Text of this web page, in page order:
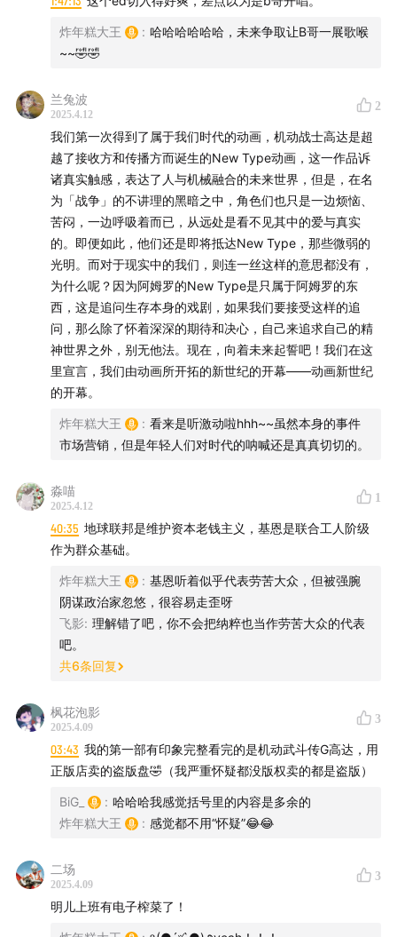
《机动战士高达AGE》（2011）——跨世代家族史诗‌
《机动战士高达：水星的魔女》（2022年)——以“星元
争的故事。
《高达GQuuuuuuX》（2025年）——宇宙世纪（UC纪
元）衍生
OVA/外传作品
《机动战士高达THE ORIGIN》——以现代动画重制初代
背景‌4
《机动战士海盗高达》——衍生自小说，XM-X3机体登场‌
《机动战士高达 逆袭的夏亚》——沙扎比机体代表UC纪
元巅峰设计‌
其他特色作品
‌《机动武斗传G高达》‌（1994年）：突破传统设定，以武
术格斗为主题，机体如神高达。
‌《高达创战者》‌（2013年）：以模型对战为核心，独立于
主线剧情。
菠萝油子（波螺油子），是青岛的一条已经消失不见的老
路，那里曾经充满了老城区的烟火气，但对于80、90后的
孩子来说，菠萝油子路上开着几家买二手、盗版漫画书的
小店，打开了无数孩子对漫画世界大门。虽然那条路已经
消失不见，但它却成了我们生命中，关于“漫画”所有记忆
炸年糕大王 : 哈哈哈哈哈哈，未来争取让B哥一展歌喉
~~🤣🤣
兰兔波
2025.4.12
2
我们第一次得到了属于我们时代的动画，机动战士高达是超
越了接收方和传播方而诞生的New Type动画，这一作品诉
诸真实触感，表达了人与机械融合的未来世界，但是，在名
为「战争」的不讲理的黑暗之中，角色们也只是一边烦恼、
苦闷，一边呼吸着而已，从远处是看不见其中的爱与真实
的。即便如此，他们还是即将抵达New Type，那些微弱的
光明。而对于现实中的我们，则连一丝这样的意思都没有，
为什么呢？因为阿姆罗的New Type是只属于阿姆罗的东
西，这是追问生存本身的戏剧，如果我们要接受这样的追
问，那么除了怀着深深的期待和决心，自己来追求自己的精
神世界之外，别无他法。现在，向着未来起誓吧！我们在这
里宣言，我们由动画所开拓的新世纪的开幕——动画新世纪
的开幕。
炸年糕大王 : 看来是听激动啦hhh~~虽然本身的事件
市场营销，但是年轻人们对时代的呐喊还是真真切切的。
淼喵
2025.4.12
1
40:35 地球联邦是维护资本老钱主义，基恩是联合工人阶级
作为群众基础。
炸年糕大王 : 基恩听着似乎代表劳苦大众，但被强腕
阴谋政治家忽悠，很容易走歪呀
飞影: 理解错了吧，你不会把纳粹也当作劳苦大众的代表
吧。
共6条回复
枫花泡影
2025.4.09
3
03:43 我的第一部有印象完整看完的是机动武斗传G高达，用
正版店卖的盗版盘🤣（我严重怀疑都没版权卖的都是盗版）
BiG_ : 哈哈哈我感觉括号里的内容是多余的
炸年糕大王
: 感觉都不用“怀疑”😂😂
二场
2025.4.09
3
明儿上班有电子榨菜了！